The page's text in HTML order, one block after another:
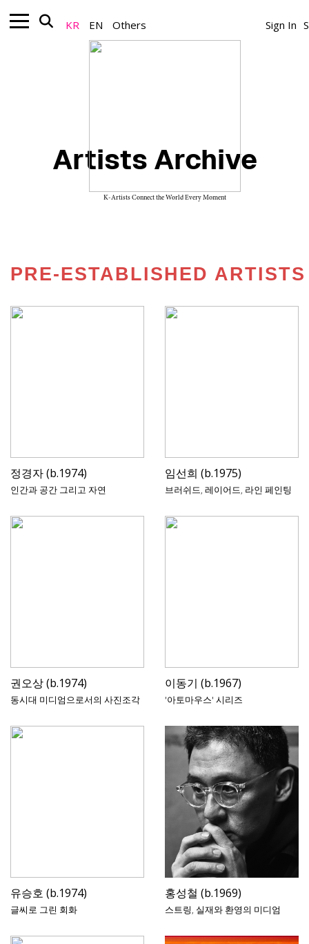
KR EN Others Sign In
K-Artists Connect the World Every Moment
Artists Archive
PRE-ESTABLISHED ARTISTS
정경자 (b.1974)
인간과 공간 그리고 자연
임선희 (b.1975)
브러쉬드, 레이어드, 라인 페인팅
권오상 (b.1974)
동시대 미디엄으로서의 사진조각
이동기 (b.1967)
'아토마우스' 시리즈
유승호 (b.1974)
글씨로 그린 회화
홍성철 (b.1969)
스트링, 실재와 환영의 미디엄